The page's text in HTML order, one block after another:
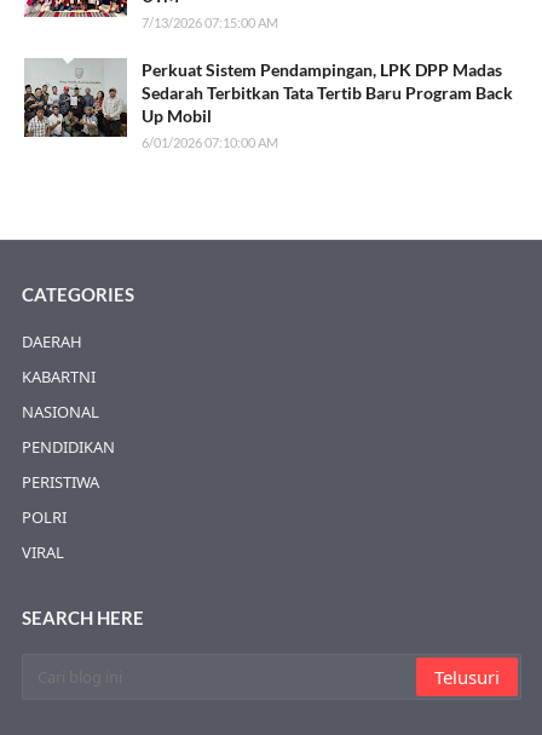
7/13/2026 07:15:00 AM
Perkuat Sistem Pendampingan, LPK DPP Madas
Sedarah Terbitkan Tata Tertib Baru Program Back
Up Mobil
6/01/2026 07:10:00 AM
CATEGORIES
DAERAH
KABARTNI
NASIONAL
PENDIDIKAN
PERISTIWA
POLRI
VIRAL
SEARCH HERE